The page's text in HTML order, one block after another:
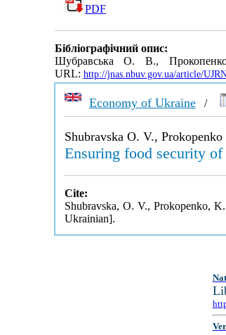
PDF
Бібліографічний опис:
Шубравська О. В.,
URL: http://jnas.nbuv.gov.ua/article/
Economy of Ukraine/
Shubravska O. V.,
Ensuring food security
Cite:
Shubravska, O. V., Prokopenko,
Ukrainian].